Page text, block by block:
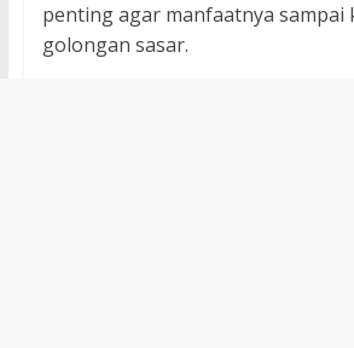
penting agar manfaatnya sampai
golongan sasar.